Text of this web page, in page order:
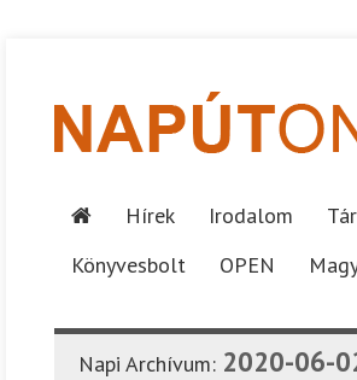
Hírek Irodalom
Könyvesbolt
OPEN
Napi Archívum: 2020-06-